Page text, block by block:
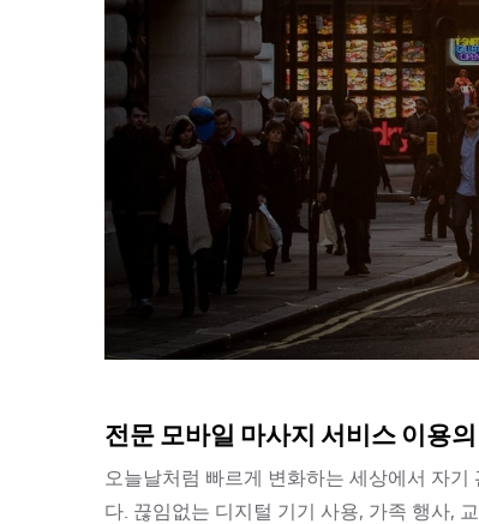
전문 모바일 마사지 서비스 이용
오늘날처럼 빠르게 변화하는 세상에서 자
다. 끊임없는 디지털 기기 사용, 가족 행사,